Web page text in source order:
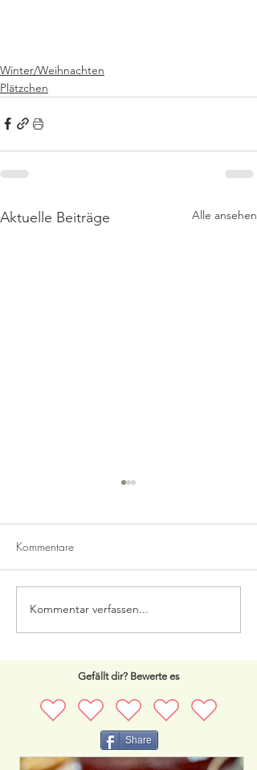
Winter/Weihnachten
Plätzchen
Aktuelle Beiträge Alle ansehen
Kommentare
Kommentar verfassen...
Gefällt dir? Bewerte es
Share